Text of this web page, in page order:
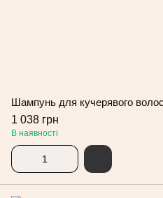
Шампунь для кучерявого
1 038 грн
В наявності